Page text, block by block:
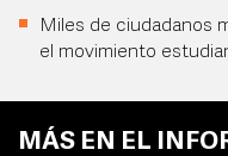
Miles de ciudadanos
el movimiento
MÁS EN EL